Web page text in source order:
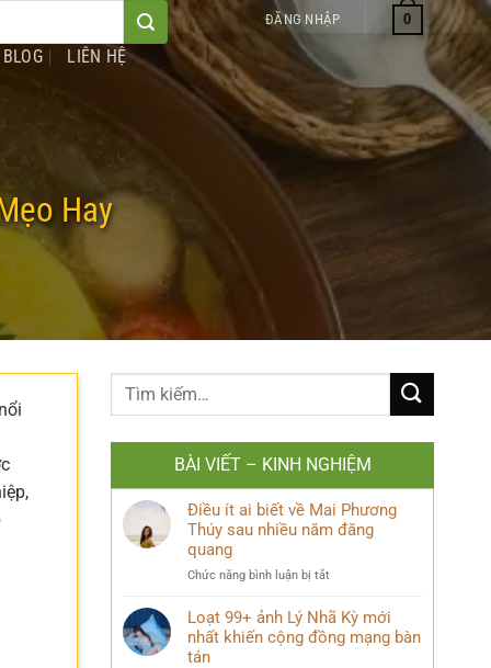
ĐĂNG NHẬP 0
BLOG LIÊN HỆ
Hay
BÀI VIẾT – KINH NGHIỆM
Điều ít ai biết về Mai Phương
Thúy sau nhiều năm đăng
quang
Chức năng bình luận bị tắt
ít
biết
Loạt 99+ ảnh Lý Nhã Kỳ mới
nhất khiến cộng đồng mạng bàn
tán